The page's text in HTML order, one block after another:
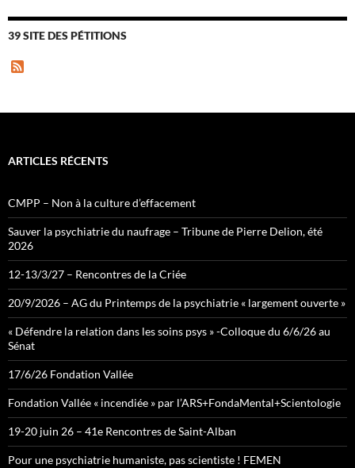
39 SITE DES PÉTITIONS
ARTICLES RÉCENTS
CMPP – Non à la culture d’effacement
Sauver la psychiatrie du naufrage – Tribune de Pierre Delion, été
2026
12-13/3/27 – Rencontres de la Criée
20/9/2026 – AG du Printemps de la psychiatrie « largement ouverte »
« Défendre la relation dans les soins psys » -Colloque du 6/6/26 au
Sénat
17/6/26 Fondation Vallée
Fondation Vallée « incendiée » par l’ARS+FondaMental+Scientologie
19-20 juin 26 – 41e Rencontres de Saint-Alban
Pour une psychiatrie humaniste, pas scientiste ! FEMEN